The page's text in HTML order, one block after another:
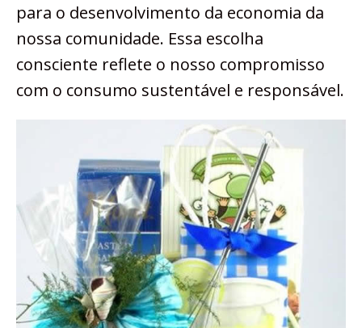
para o desenvolvimento da economia da
nossa comunidade. Essa escolha
consciente reflete o nosso compromisso
com o consumo sustentável e responsável.